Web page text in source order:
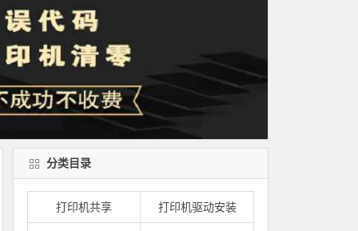
分类目录
打印机共享 打印机驱动安装